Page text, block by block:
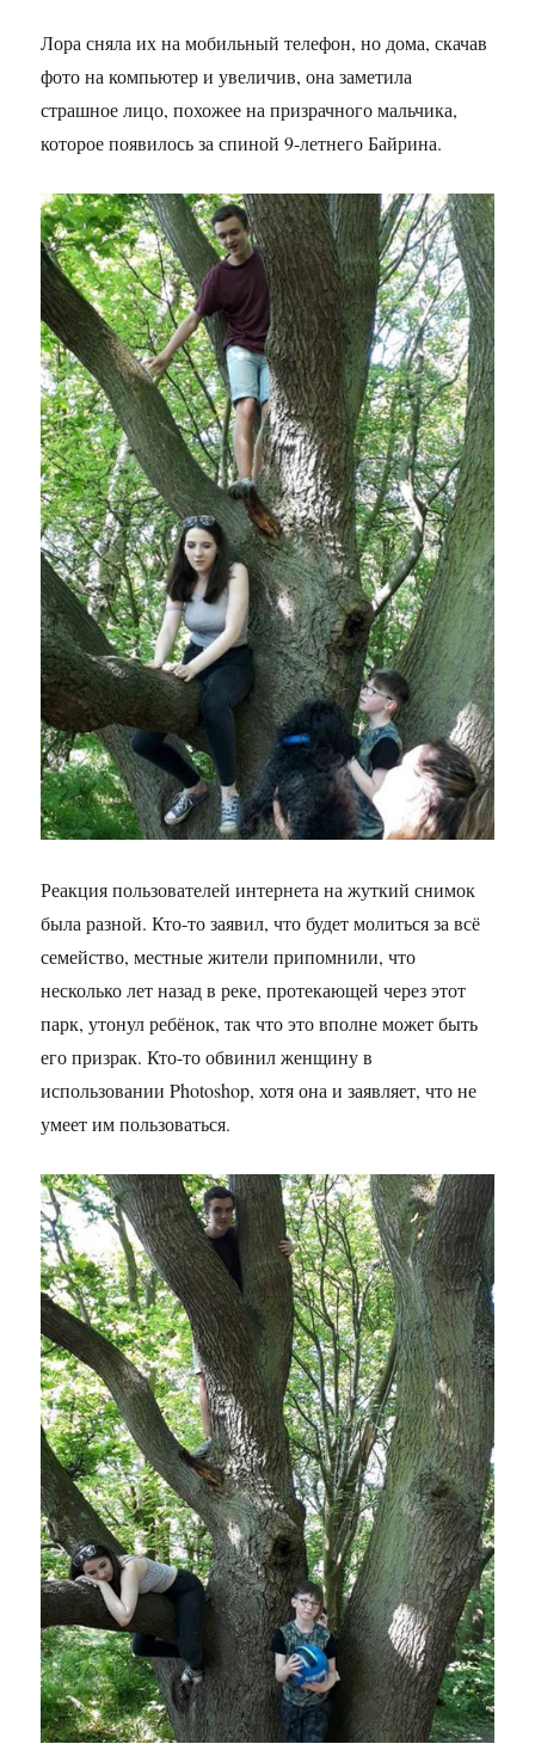
Лора сняла их на мобильный телефон, но дома, скачав
фото на компьютер и увеличив, она заметила
страшное лицо, похожее на призрачного мальчика,
которое появилось за спиной 9-летнего Байрина.
Реакция пользователей интернета на жуткий снимок
была разной. Кто-то заявил, что будет молиться за всё
семейство, местные жители припомнили, что
несколько лет назад в реке, протекающей через этот
парк, утонул ребёнок, так что это вполне может быть
его призрак. Кто-то обвинил женщину в
использовании Photoshop, хотя она и заявляет, что не
умеет им пользоваться.